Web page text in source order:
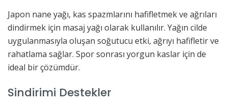
Japon nane yağı, kas spazmlarını hafifletmek ve ağrıları
dindirmek için masaj yağı olarak kullanılır. Yağın cilde
uygulanmasıyla oluşan soğutucu etki, ağrıyı hafifletir ve
rahatlama sağlar. Spor sonrası yorgun kaslar için de
ideal bir çözümdür.
Sindirimi Destekler